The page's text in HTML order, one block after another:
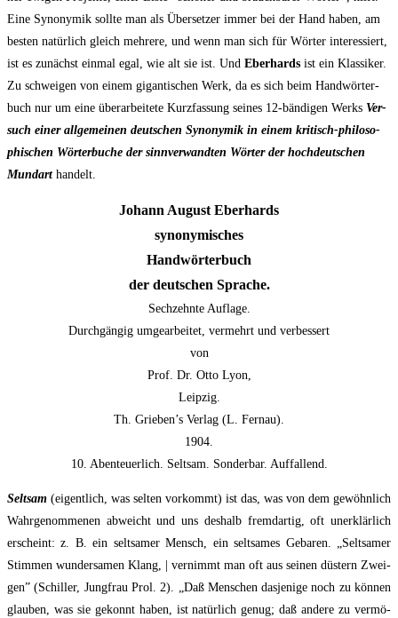
Eine Syn­ony­mik soll­te man als Über­set­zer immer bei der Hand haben, am
bes­ten natür­lich gleich meh­re­re, und wenn man sich für Wör­ter inter­es­siert,
ist es zunächst ein­mal egal, wie alt sie ist. Und Eber­hards ist ein Klas­si­ker.
Zu schwei­gen von einem gigan­ti­schen Werk, da es sich beim Hand­wör­ter­
buch nur um eine über­ar­bei­te­te Kurz­fas­sung sei­nes 12-bän­di­gen Werks Ver­
such einer all­ge­mei­nen deut­schen Syn­ony­mik in einem kri­tisch-phi­lo­so­
phi­schen Wör­ter­bu­che der sinn­ver­wand­ten Wör­ter der hoch­deut­schen
Mund­arthandelt.
Johann August Eberhards
synonymisches
Handwörterbuch
der deut­schen Sprache.
Sech­zehn­te Auflage.
Durch­gän­gig umge­ar­bei­tet, ver­mehrt und verbessert
von
Prof. Dr. Otto Lyon,
Leipzig.
Th. Grieben’s Ver­lag (L. Fernau).
1904.
10. Aben­teu­er­lich. Selt­sam. Son­der­bar. Auffallend.
Selt­sam (eigent­lich, was sel­ten vor­kommt) ist das, was von dem gewöhn­lich
Wahr­ge­nom­me­nen abweicht und uns des­halb fremd­artig, oft uner­klär­lich
erscheint: z. B. ein selt­sa­mer Mensch, ein selt­sa­mes Geba­ren. „Selt­sa­mer
Stim­men wun­der­sa­men Klang, | ver­nimmt man oft aus sei­nen düs­tern Zwei­
gen” (Schil­ler, Jung­frau Prol. 2). „Daß Men­schen das­je­ni­ge noch zu kön­nen
glau­ben, was sie gekonnt haben, ist natür­lich genug; daß ande­re zu ver­mö­